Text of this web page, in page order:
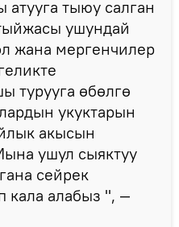
тыюу салган
ушундай
жана мергенчилер
турууга өбөлгө
укуктарын
акысын
ушул сыяктуу
сейрек
кала алабыз ", —